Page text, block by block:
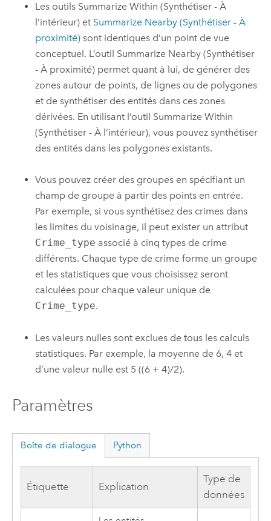
Les outils Summarize Within (Synthétiser - À
l’intérieur) et Summarize Nearby (Synthétiser - À
proximité) sont identiques d’un point de vue
conceptuel. L’outil Summarize Nearby (Synthétiser
- À proximité) permet quant à lui, de générer des
zones autour de points, de lignes ou de polygones
et de synthétiser des entités dans ces zones
dérivées. En utilisant l’outil Summarize Within
(Synthétiser - À l’intérieur), vous pouvez synthétiser
des entités dans les polygones existants.
Vous pouvez créer des groupes en spécifiant un
champ de groupe à partir des points en entrée.
Par exemple, si vous synthétisez des crimes dans
les limites du voisinage, il peut exister un attribut
Crime_type associé à cinq types de crime
différents. Chaque type de crime forme un groupe
et les statistiques que vous choisissez seront
calculées pour chaque valeur unique de
Crime_type.
Les valeurs nulles sont exclues de tous les calculs
statistiques. Par exemple, la moyenne de 6, 4 et
d’une valeur nulle est 5 ((6 + 4)/2).
Paramètres
Boîte de dialogue Python
Étiquette Explication
Type de
données